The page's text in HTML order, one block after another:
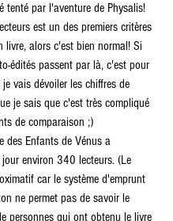
tenté par l'aventure de Physalis!
est un des premiers critères
livre, alors c'est bien normal! Si
édités passent par là, c'est pour
vais dévoiler les chiffres de
je sais que c'est très compliqué
de comparaison ;)
des Enfants de Vénus a
jour environ 340 lecteurs. (Le
car le système d'emprunt
ne permet pas de savoir le
personnes qui ont obtenu le livre